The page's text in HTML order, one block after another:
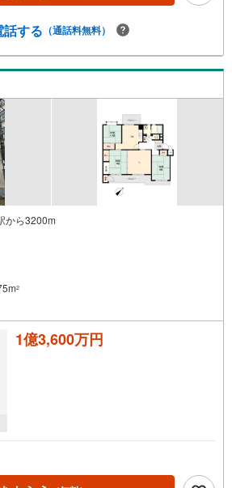
話する （通話料無料）
から3200m
2
1億3,600万円